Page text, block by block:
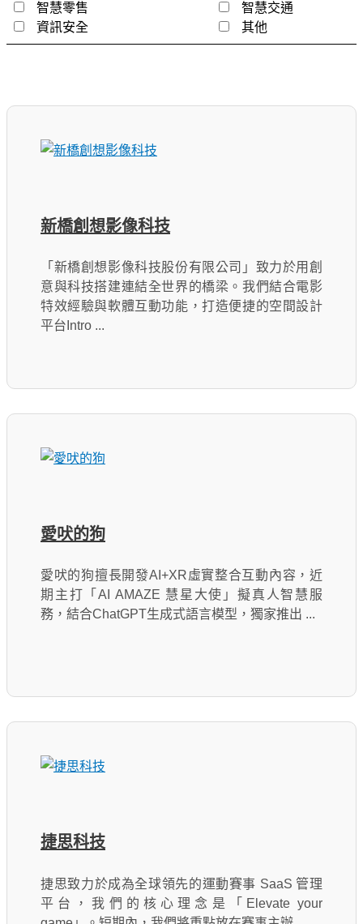
智慧零售
智慧交通
資訊安全
其他
新橋創想影像科技
「新橋創想影像科技股份有限公司」致力於用創
意與科技搭建連結全世界的橋梁。我們結合電影
特效經驗與軟體互動功能，打造便捷的空間設計
平台Intro ...
愛吠的狗
愛吠的狗擅長開發AI+XR虛實整合互動內容，近
期主打「AI AMAZE 慧星大使」擬真人智慧服
務，結合ChatGPT生成式語言模型，獨家推出 ...
捷思科技
捷思致力於成為全球領先的運動賽事 SaaS 管理
平台，我們的核心理念是「Elevate your